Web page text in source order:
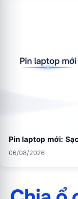
Pin laptop mới:
06/08/2026